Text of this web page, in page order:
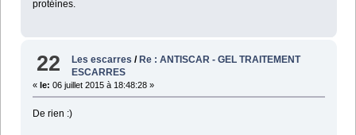
protéines.
22 Les escarres /Re : ANTISCAR - GEL TRAITEMENT
ESCARRES
« le: 06 juillet 2015 à 18:48:28 »
De rien :)